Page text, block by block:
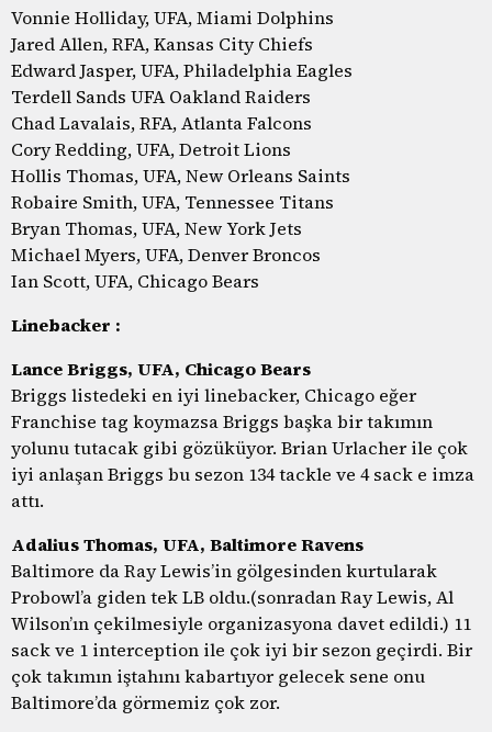
Vonnie Holliday, UFA, Miami Dolphins
Jared Allen, RFA, Kansas City Chiefs
Edward Jasper, UFA, Philadelphia Eagles
Terdell Sands UFA Oakland Raiders
Chad Lavalais, RFA, Atlanta Falcons
Cory Redding, UFA, Detroit Lions
Hollis Thomas, UFA, New Orleans Saints
Robaire Smith, UFA, Tennessee Titans
Bryan Thomas, UFA, New York Jets
Michael Myers, UFA, Denver Broncos
Ian Scott, UFA, Chicago Bears
Linebacker :
Lance Briggs, UFA, Chicago Bears
Briggs listedeki en iyi linebacker, Chicago eğer
Franchise tag koymazsa Briggs başka bir takımın
yolunu tutacak gibi gözüküyor. Brian Urlacher ile çok
iyi anlaşan Briggs bu sezon 134 tackle ve 4 sack e imza
attı.
Adalius Thomas, UFA, Baltimore Ravens
Baltimore da Ray Lewis’in gölgesinden kurtularak
Probowl’a giden tek LB oldu.(sonradan Ray Lewis, Al
Wilson’ın çekilmesiyle organizasyona davet edildi.) 11
sack ve 1 interception ile çok iyi bir sezon geçirdi. Bir
çok takımın iştahını kabartıyor gelecek sene onu
Baltimore’da görmemiz çok zor.